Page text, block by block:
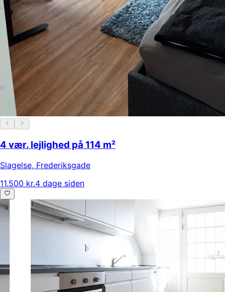
4 vær. lejlighed på 114 m²
Slagelse, Frederiksgade
11.500 kr.4 dage siden